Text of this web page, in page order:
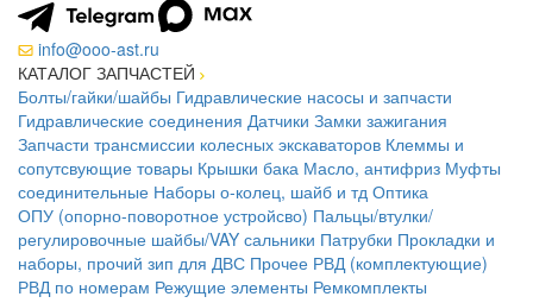
info@ooo-ast.ru
КАТАЛОГ ЗАПЧАСТЕЙ
Болты/гайки/шайбы Гидравлические насосы и запчасти
Гидравлические соединения Датчики Замки зажигания
Запчасти трансмиссии колесных экскаваторов Клеммы и
сопутсвующие товары Крышки бака Масло, антифриз Муфты
соединительные Наборы о-колец, шайб и тд Оптика
ОПУ (опорно-поворотное устройсво) Пальцы/втулки/
регулировочные шайбы/VAY сальники Патрубки Прокладки и
наборы, прочий зип для ДВС Прочее РВД (комплектующие)
РВД по номерам Режущие элементы Ремкомплекты